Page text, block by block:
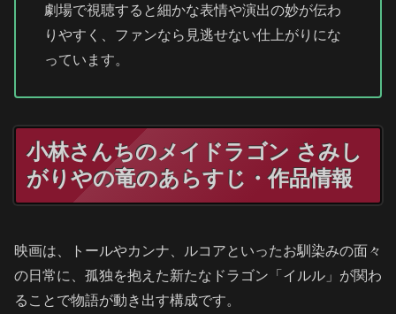
劇場で視聴すると細かな表情や演出の妙が伝わ
りやすく、ファンなら見逃せない仕上がりにな
っています。
小林さんちのメイドラゴン さみし
がりやの竜のあらすじ・作品情報
映画は、トールやカンナ、ルコアといったお馴染みの面々
の日常に、孤独を抱えた新たなドラゴン「イルル」が関わ
ることで物語が動き出す構成です。